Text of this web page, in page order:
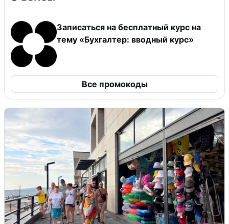
Записаться на бесплатный курс на
тему «Бухгалтер: вводный курс»
Все промокоды